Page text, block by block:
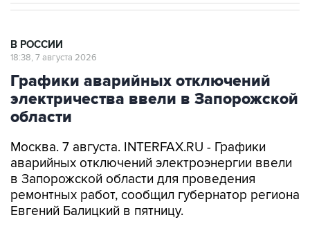
В РОССИИ
18:38, 7 августа 2026
Графики аварийных отключений
электричества ввели в Запорожской
области
Москва. 7 августа. INTERFAX.RU - Графики
аварийных отключений электроэнергии ввели
в Запорожской области для проведения
ремонтных работ, сообщил губернатор региона
Евгений Балицкий в пятницу.